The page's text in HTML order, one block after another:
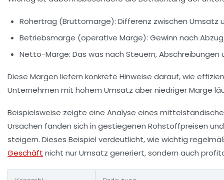
Rohertrag (Bruttomarge): Differenz zwischen
Betriebsmarge (operative Marge): Gewinn nach
Netto-Marge: Das was nach Steuern,
Diese Margen liefern konkrete Hinweise darauf, wie
Unternehmen mit hohem Umsatz aber niedriger Marge
Beispielsweise zeigte eine Analyse eines
Ursachen fanden sich in gestiegenen Rohstoffpreisen
steigern. Dieses Beispiel verdeutlicht, wie wichtig
Geschäft nicht nur Umsatz generiert, sondern auch